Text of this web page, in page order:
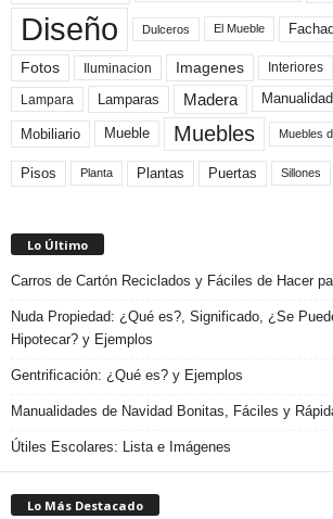
Diseño Dulceros El Mueble
Fotos Iluminacion Imagenes Interiores
Lampara Lamparas Madera
Mobiliario Mueble Muebles Muebles
Pisos Planta Plantas Puertas Sillones
Lo Último
Carros de Cartón Reciclados y Fáciles de Hacer
Nuda Propiedad: ¿Qué es?, Significado, ¿Se
Hipotecar? y Ejemplos
Gentrificación: ¿Qué es? y Ejemplos
Manualidades de Navidad Bonitas, Fáciles y
Útiles Escolares: Lista e Imágenes
Lo Más Destacado